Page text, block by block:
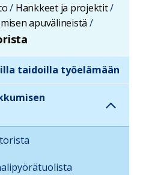
Hankkeet ja projektit
apuvälineistä
taidoilla työelämään